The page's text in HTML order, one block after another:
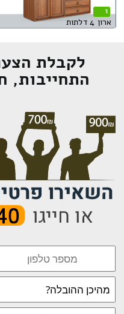
1
ארון 4 דלתות
לקבלת
התחייבות,